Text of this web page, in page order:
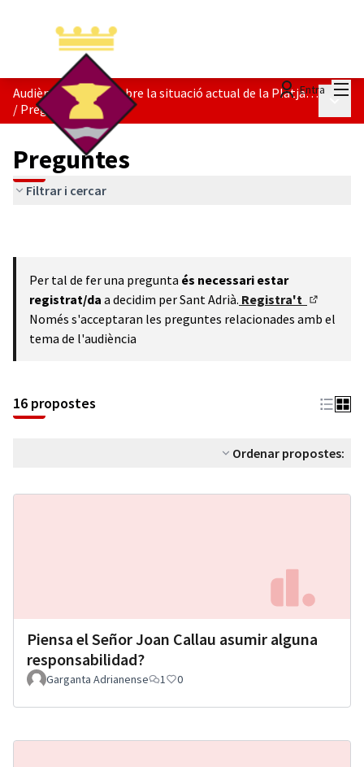
Entra
Audiència Pública sobre la situació actual de la Platja del Litoral
/ Preguntes
Preguntes
Filtrar i cercar
Per tal de fer una pregunta és necessari estar
registrat/da a decidim per Sant Adrià. Registra't
(Enllaç
Només s'acceptaran les preguntes relacionades amb el
tema de l'audiència
16 propostes
Ordenar propostes:
Piensa el Señor Joan Callau asumir alguna
responsabilidad?
Garganta Adrianense 1 0